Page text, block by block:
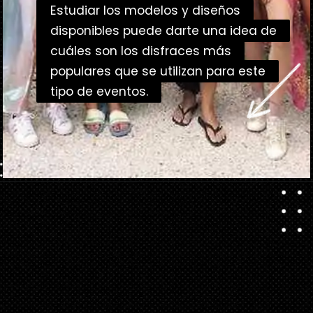
Estudiar los modelos y diseños
disponibles puede darte una idea de
cuáles son los disfraces más
populares que se utilizan para este
tipo de eventos.
Estudiar los modelos y diseños
disponibles puede darte una idea de
cuáles son los disfraces más
populares que se utilizan para este
tipo de eventos.
Abriendo... https://danidrops.com.br/es/disfraces-de-carnaval-2023/